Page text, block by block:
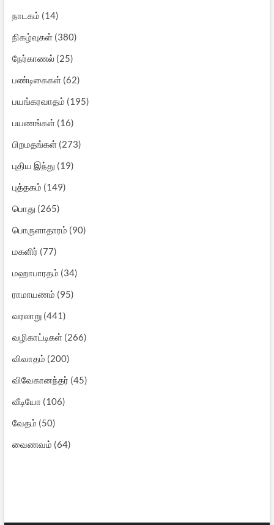
நாடகம் (14)
நிகழ்வுகள்(380)
நேர்காணல்(25)
பண்டிகைகள்(62)
பயங்கரவாதம் (195)
பயணங்கள்(16)
பிறமதங்கள்(273)
புதிய இந்து (19)
புத்தகம் (149)
பொது (265)
பொருளாதாரம் (90)
மகளிர் (77)
மஹாபாரதம் (34)
ராமாயணம் (95)
வரலாறு(441)
வழிகாட்டிகள்(266)
விவாதம் (200)
விவேகானந்தர் (45)
வீடியோ (106)
வேதம் (50)
வைணவம் (64)